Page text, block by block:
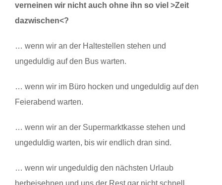
verneinen wir nicht auch ohne ihn so viel >Zeit
dazwischen<?
… wenn wir an der Haltestellen stehen und
ungeduldig auf den Bus warten.
… wenn wir im Büro hocken und ungeduldig auf den
Feierabend warten.
… wenn wir an der Supermarktkasse stehen und
ungeduldig warten, bis wir endlich dran sind.
… wenn wir ungeduldig den nächsten Urlaub